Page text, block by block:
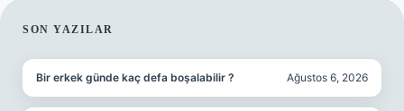
SIDEBAR
SON YAZILAR
Bir erkek günde kaç defa boşalabilir ? Ağustos 6, 2026